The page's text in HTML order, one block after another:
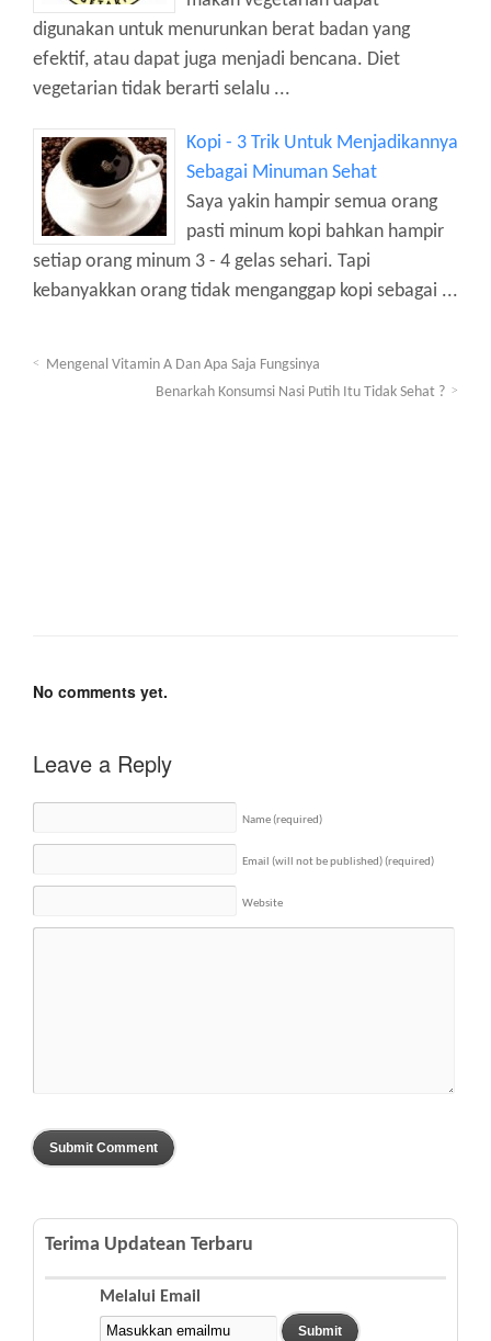
digunakan untuk menurunkan berat badan yang
efektif, atau dapat juga menjadi bencana. Diet
vegetarian tidak berarti selalu ...
Kopi - 3 Trik Untuk Menjadikannya
Sebagai Minuman Sehat
Saya yakin hampir semua orang
pasti minum kopi bahkan hampir
setiap orang minum 3 - 4 gelas sehari. Tapi
kebanyakkan orang tidak menganggap kopi sebagai ...
Mengenal Vitamin A Dan Apa Saja Fungsinya
Benarkah Konsumsi Nasi Putih Itu Tidak Sehat ?
No comments yet.
Leave a Reply
Name (required)
Email (will not be published) (required)
Website
Terima Updatean Terbaru
Melalui Email